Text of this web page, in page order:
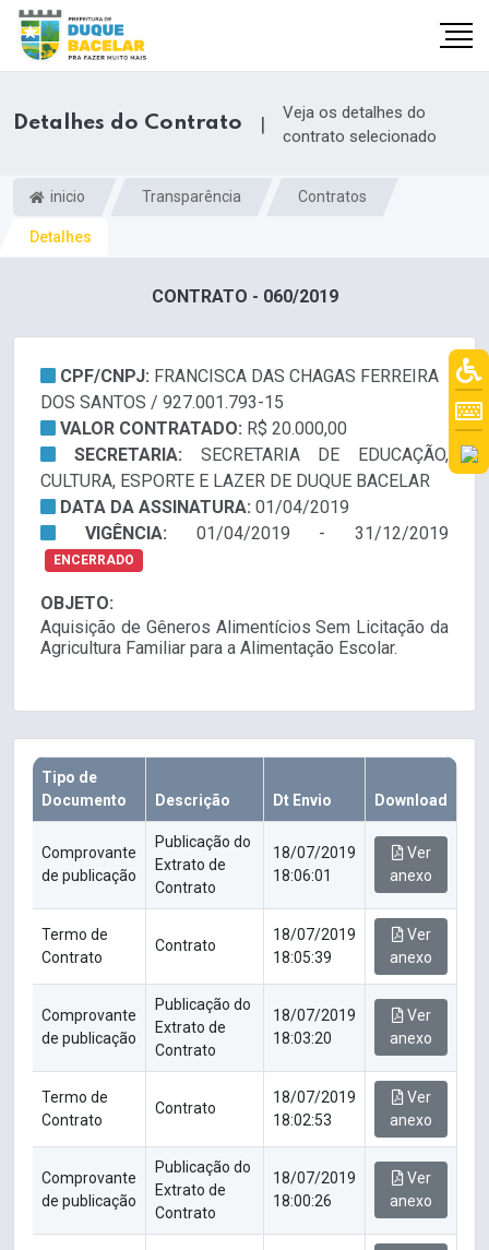
Detalhes do Contrato |
Veja os detalhes do
contrato selecionado
inicio Transparência Contratos
Detalhes
CONTRATO - 060/2019
CPF/CNPJ: FRANCISCA DAS CHAGAS FERREIRA
DOS SANTOS / 927.001.793-15
VALOR CONTRATADO: R$ 20.000,00
SECRETARIA: SECRETARIA DE EDUCAÇÃO,
CULTURA, ESPORTE E LAZER DE DUQUE BACELAR
DATA DA ASSINATURA: 01/04/2019
VIGÊNCIA: 01/04/2019 - 31/12/2019
ENCERRADO
OBJETO:
Aquisição de Gêneros Alimentícios Sem Licitação da
Agricultura Familiar para a Alimentação Escolar.
Tipo de
Documento
Descrição Dt Envio Download
Comprovante
de publicação
Publicação do
Extrato de
Contrato
18/07/2019
18:06:01
Ver
anexo
Termo de
Contrato
Contrato
18/07/2019
18:05:39
Ver
anexo
Comprovante
de publicação
Publicação do
Extrato de
Contrato
18/07/2019
18:03:20
Ver
anexo
Termo de
Contrato
Contrato
18/07/2019
18:02:53
Ver
anexo
Comprovante
de publicação
Publicação do
Extrato de
Contrato
18/07/2019
18:00:26
Ver
anexo